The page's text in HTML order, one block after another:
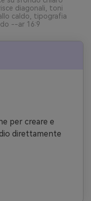
diagonali, toni
caldo, tipografia
--ar 16:9
per creare e
direttamente